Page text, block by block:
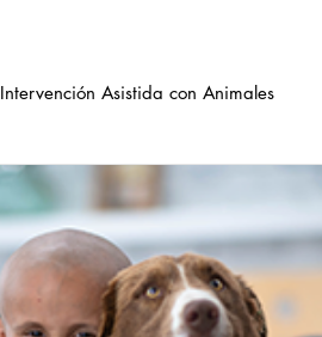
Intervención Asistida con Animales
Equipo
Duelo animal